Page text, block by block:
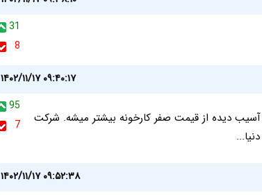
31
8
۱۴۰۲/۱۱/۱۷ ۰۹:۴۰:۱۷
95
7
دیده از قیمت صفر کارخونه بیشتر میشه. شرکت
۱۴۰۲/۱۱/۱۷ ۰۹:۵۲:۳۸